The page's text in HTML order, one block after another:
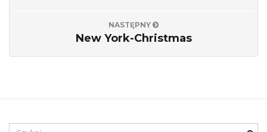
NASTĘPNY
New York-Christmas